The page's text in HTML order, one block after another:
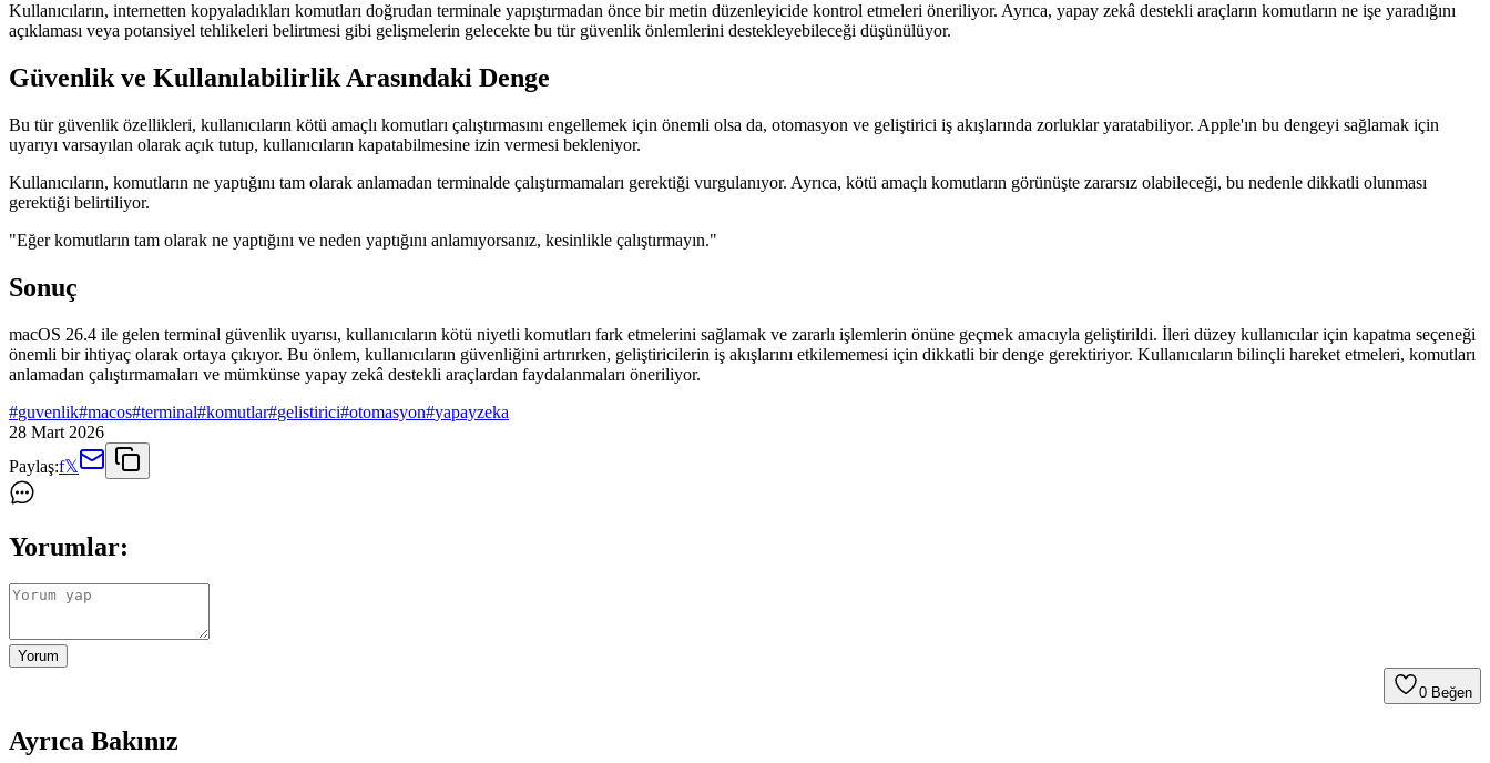
Kullanıcıların, internetten kopyaladıkları komutları doğrudan terminale yapıştırmadan önce bir metin düzenleyicide kontrol etmeleri öneriliyor. Ayrıca, yapay zekâ destekli araçların komutların ne işe yaradığını
açıklaması veya potansiyel tehlikeleri belirtmesi gibi gelişmelerin gelecekte bu tür güvenlik önlemlerini destekleyebileceği düşünülüyor.
Güvenlik ve Kullanılabilirlik Arasındaki Denge
Bu tür güvenlik özellikleri, kullanıcıların kötü amaçlı komutları çalıştırmasını engellemek için önemli olsa da, otomasyon ve geliştirici iş akışlarında zorluklar yaratabiliyor. Apple'ın bu dengeyi sağlamak için
uyarıyı varsayılan olarak açık tutup, kullanıcıların kapatabilmesine izin vermesi bekleniyor.
Kullanıcıların, komutların ne yaptığını tam olarak anlamadan terminalde çalıştırmamaları gerektiği vurgulanıyor. Ayrıca, kötü amaçlı komutların görünüşte zararsız olabileceği, bu nedenle dikkatli olunması
gerektiği belirtiliyor.
"Eğer komutların tam olarak ne yaptığını ve neden yaptığını anlamıyorsanız, kesinlikle çalıştırmayın."
Sonuç
macOS 26.4 ile gelen terminal güvenlik uyarısı, kullanıcıların kötü niyetli komutları fark etmelerini sağlamak ve zararlı işlemlerin önüne geçmek amacıyla geliştirildi. İleri düzey kullanıcılar için kapatma seçeneği
önemli bir ihtiyaç olarak ortaya çıkıyor. Bu önlem, kullanıcıların güvenliğini artırırken, geliştiricilerin iş akışlarını etkilememesi için dikkatli bir denge gerektiriyor. Kullanıcıların bilinçli hareket etmeleri, komutları
anlamadan çalıştırmamaları ve mümkünse yapay zekâ destekli araçlardan faydalanmaları öneriliyor.
#guvenlik#macos#terminal#komutlar#gelistirici#otomasyon#yapayzeka
28 Mart 2026
Paylaş:f𝕏
Yorumlar:
Yorum
0 Beğen
Ayrıca Bakınız